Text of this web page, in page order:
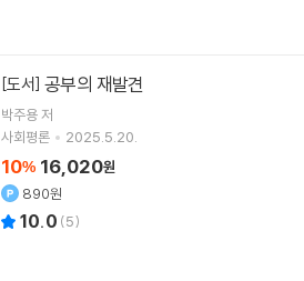
[도서] 공부의 재발견
박주용저
사회평론
2025.5.20.
10% 16,020원
890원
10.0 (5)